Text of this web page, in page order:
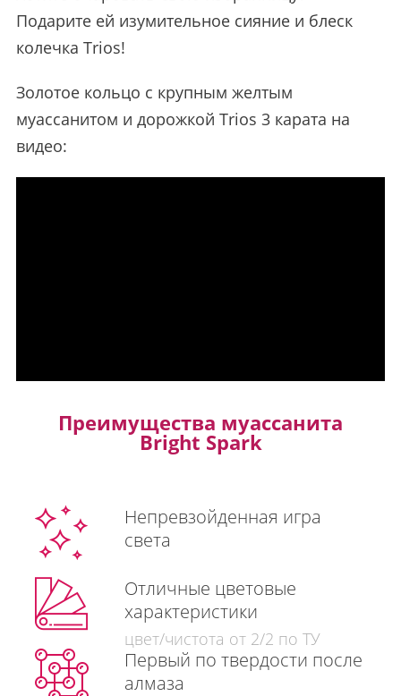
Подарите ей изумительное сияние и блеск
колечка Trios!
Золотое кольцо с крупным желтым
муассанитом и дорожкой Trios 3 карата на
видео:
Преимущества муассанита
Bright Spark
Непревзойденная игра
света
Отличные цветовые
характеристики
цвет/чистота от 2/2 по ТУ
Первый по твердости после
алмаза